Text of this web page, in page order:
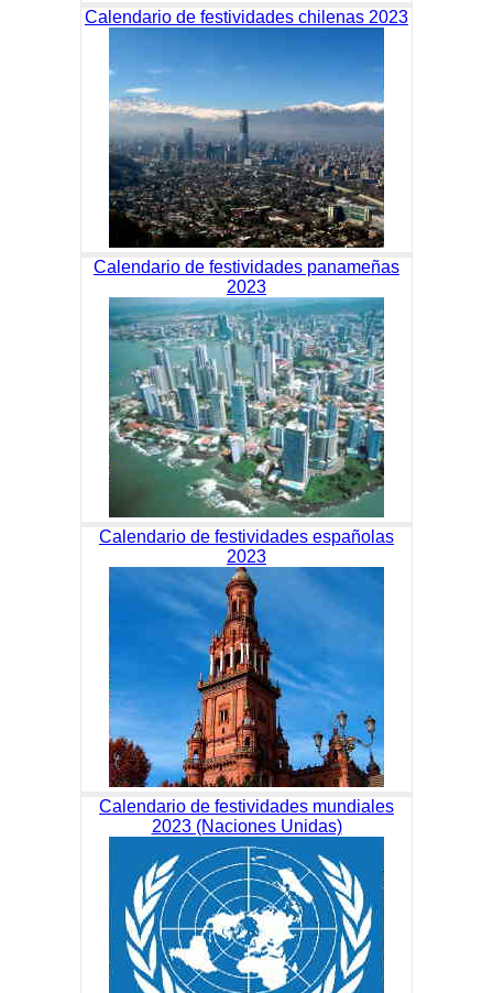
Calendario de festividades chilenas 2023
Calendario de festividades panameñas
2023
Calendario de festividades españolas
2023
Calendario de festividades mundiales
2023 (Naciones Unidas)